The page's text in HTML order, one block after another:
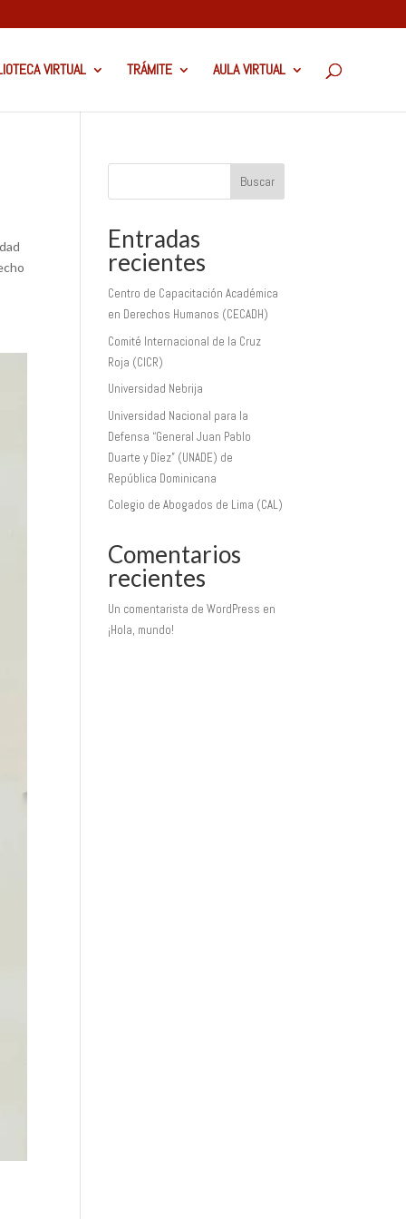
VIRTUAL TRÁMITE AULA VIRTUAL
Buscar
Entradas
recientes
Centro de Capacitación Académica
en Derechos Humanos (CECADH)
Comité Internacional de la Cruz
Roja (CICR)
Universidad Nebrija
Universidad Nacional para la
Defensa “General Juan Pablo
Duarte y Díez” (UNADE) de
República Dominicana
Colegio de Abogados de Lima (CAL)
Comentarios
recientes
Un comentarista de WordPress en
¡Hola, mundo!